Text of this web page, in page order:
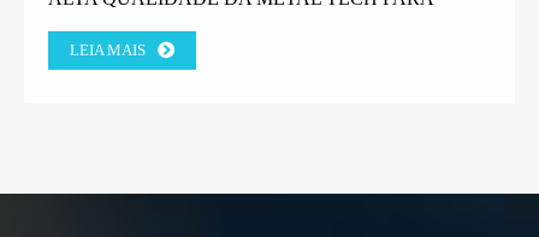
DO CLIENTE DA FÁBRICA GREGA.
LEIA MAIS